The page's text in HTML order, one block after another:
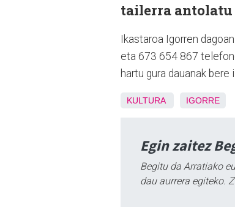
tailerra antolatu
Ikastaroa Igorren
eta 673 654 867
hartu gura dauanak
KULTURA IGORRE
Egin zaitez
Begitu da Arratiako
dau aurrera egiteko.